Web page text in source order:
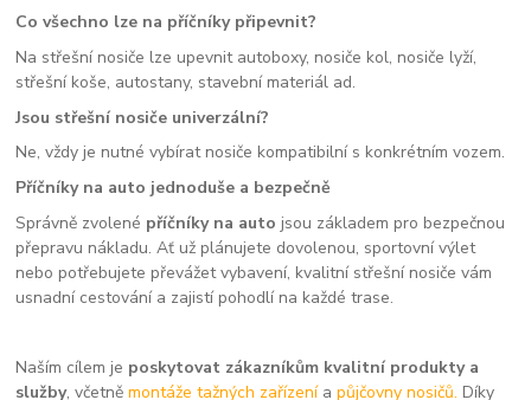
Co všechno lze na příčníky připevnit?
Na střešní nosiče lze upevnit autoboxy, nosiče kol, nosiče lyží,
střešní koše, autostany, stavební materiál ad.
Jsou střešní nosiče univerzální?
Ne, vždy je nutné vybírat nosiče kompatibilní s konkrétním vozem.
Příčníky na auto jednoduše a bezpečně
Správně zvolené příčníky na auto jsou základem pro bezpečnou
přepravu nákladu. Ať už plánujete dovolenou, sportovní výlet
nebo potřebujete převážet vybavení, kvalitní střešní nosiče vám
usnadní cestování a zajistí pohodlí na každé trase.
Naším cílem je poskytovat zákazníkům kvalitní produkty a
služby, včetněmontáže tažných zařízení apůjčovny nosičů. Díky